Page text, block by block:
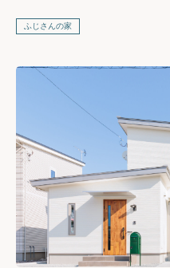
ふじさんの家